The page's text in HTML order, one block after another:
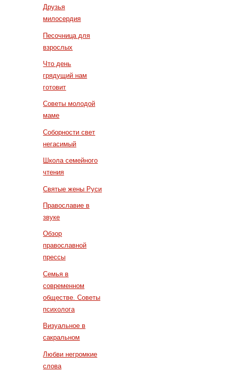
Друзья
милосердия
Песочница для
взрослых
Что день
грядущий нам
готовит
Советы молодой
маме
Соборности свет
негасимый
Школа семейного
чтения
Святые жены Руси
Православие в
звуке
Обзор
православной
прессы
Семья в
современном
обществе. Советы
психолога
Визуальное в
сакральном
Любви негромкие
слова